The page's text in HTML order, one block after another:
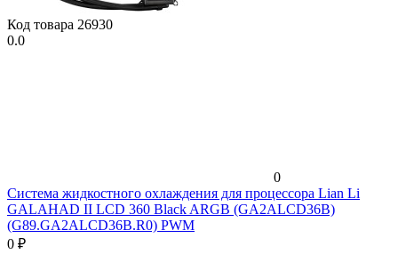
Код товара 26930
0.0
0
Система жидкостного охлаждения для процессора Lian Li
GALAHAD II LCD 360 Black ARGB (GA2ALCD36B)
(G89.GA2ALCD36B.R0) PWM
0 ₽